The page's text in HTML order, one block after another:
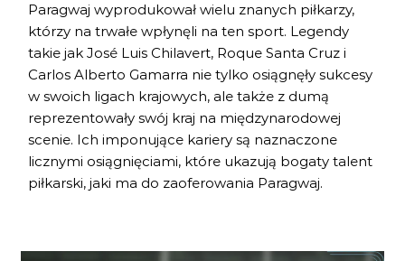
Paragwaj wyprodukował wielu znanych piłkarzy,
którzy na trwałe wpłynęli na ten sport. Legendy
takie jak José Luis Chilavert, Roque Santa Cruz i
Carlos Alberto Gamarra nie tylko osiągnęły sukcesy
w swoich ligach krajowych, ale także z dumą
reprezentowały swój kraj na międzynarodowej
scenie. Ich imponujące kariery są naznaczone
licznymi osiągnięciami, które ukazują bogaty talent
piłkarski, jaki ma do zaoferowania Paragwaj.